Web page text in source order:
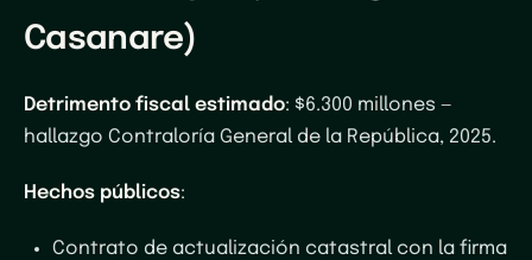
Casanare)
Detrimento fiscal estimado: $6.300 millones —
hallazgo Contraloría General de la República, 2025.
Hechos públicos:
Contrato de actualización catastral con la firma